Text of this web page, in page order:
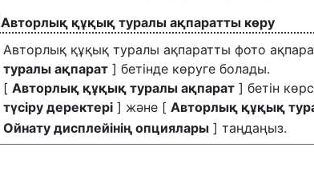
Авторлық құқық туралы ақпаратты көру
Авторлық құқық туралы ақпаратты фото
туралы ақпарат ] бетінде көруге болады.
[ Авторлық құқық туралы ақпарат ] бетін
түсіру деректері ] және [ Авторлық құқық
Ойнату дисплейінің опциялары ] таңдаңыз.